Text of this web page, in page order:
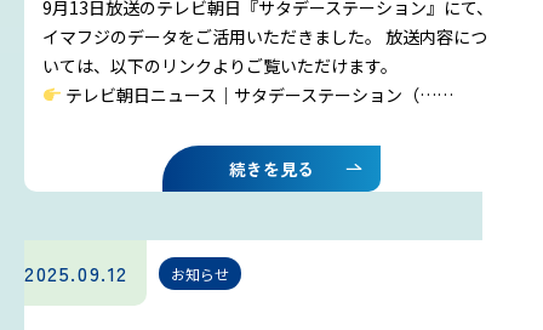
9月13日放送のテレビ朝日『サタデーステーション』にて、
イマフジのデータをご活用いただきました。 放送内容につ
いては、以下のリンクよりご覧いただけます。
テレビ朝日ニュース｜サタデーステーション（……
続きを見る
2025.09.12 お知らせ